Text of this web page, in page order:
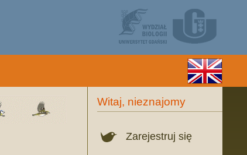
Witaj, nieznajomy
Zarejestruj się